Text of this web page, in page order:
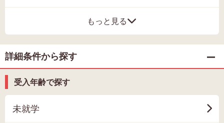
もっと見る
詳細条件から探す
受入年齢で探す
未就学